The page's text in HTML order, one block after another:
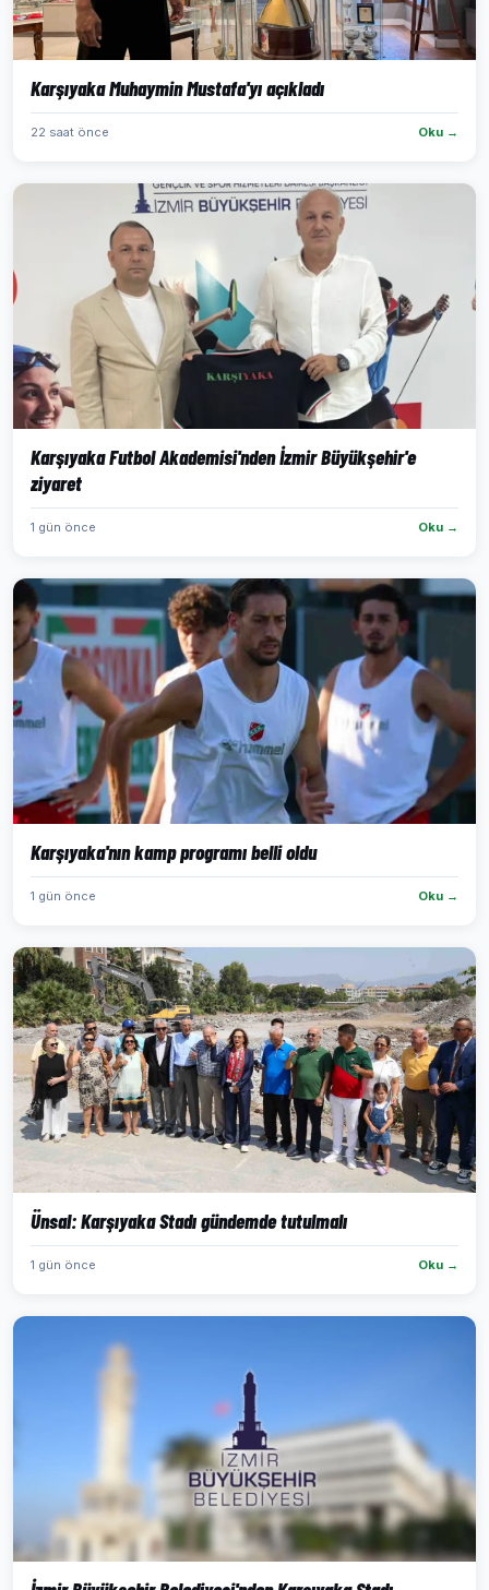
Karşıyaka Muhaymin Mustafa'yı açıkladı
22 saat önce Oku →
Karşıyaka Futbol Akademisi'nden İzmir Büyükşehir'e
ziyaret
1 gün önce Oku →
Karşıyaka'nın kamp programı belli oldu
1 gün önce Oku →
Ünsal: Karşıyaka Stadı gündemde tutulmalı
1 gün önce Oku →